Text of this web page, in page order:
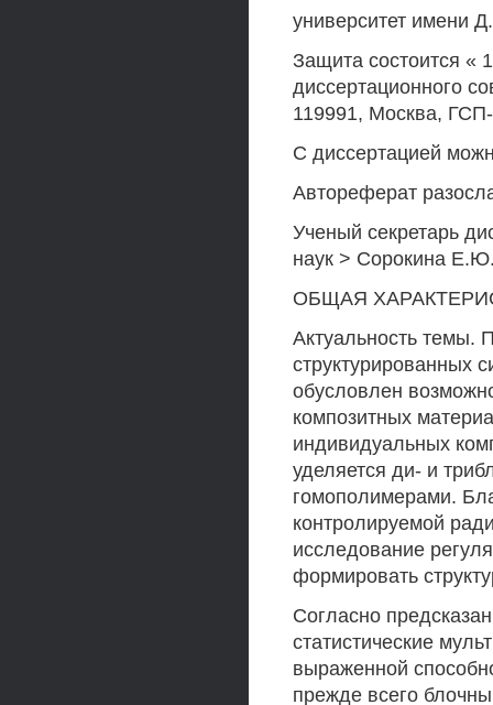
университет имени
Защита состоится «
диссертационного
119991, Москва,
С диссертацией
Автореферат
Ученый секретарь
наук > Сорокина
ОБЩАЯ
Актуальность темы.
структурированных
обусловлен
композитных
индивидуальных
уделяется ди- и
гомополимерами.
контролируемой
исследование
формировать
Согласно
статистические
выраженной
прежде всего